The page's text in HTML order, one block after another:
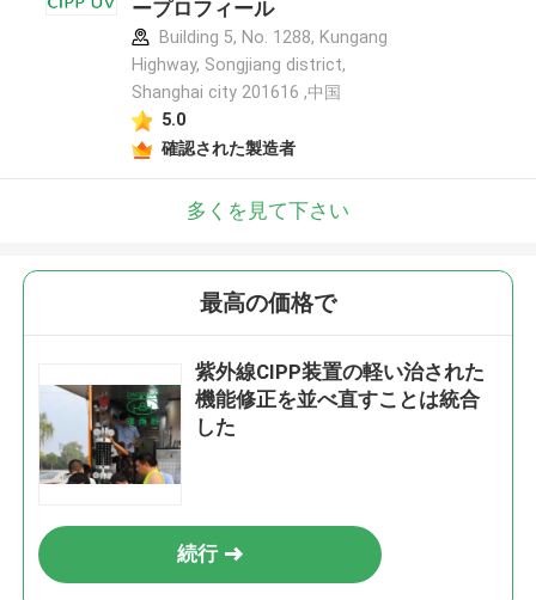
ープロフィール
Building 5, No. 1288, Kungang
Highway, Songjiang district,
Shanghai city 201616 ,中国
5.0
確認された製造者
多くを見て下さい
最高の価格で
紫外線CIPP装置の軽い治された
機能修正を並べ直すことは統合
した
続行